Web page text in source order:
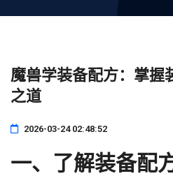
魔兽学装备配方：掌握
之道
2026-03-24 02:48:52
一、了解装备配